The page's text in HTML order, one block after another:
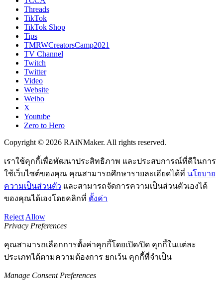
Threads
TikTok
TikTok Shop
Tips
TMRWCreatorsCamp2021
TV Channel
Twitch
Twitter
Video
Website
Weibo
X
Youtube
Zero to Hero
Copyright © 2026 RAiNMaker. All rights reserved.
เราใช้คุกกี้เพื่อพัฒนาประสิทธิภาพ และประสบการณ์ที่ดีในการ
ใช้เว็บไซต์ของคุณ คุณสามารถศึกษารายละเอียดได้ที่ นโยบาย
ความเป็นส่วนตัว และสามารถจัดการความเป็นส่วนตัวเองได้
ของคุณได้เองโดยคลิกที่ ตั้งค่า
Reject Allow
Privacy Preferences
คุณสามารถเลือกการตั้งค่าคุกกี้โดยเปิด/ปิด คุกกี้ในแต่ละ
ประเภทได้ตามความต้องการ ยกเว้น คุกกี้ที่จำเป็น
Manage Consent Preferences